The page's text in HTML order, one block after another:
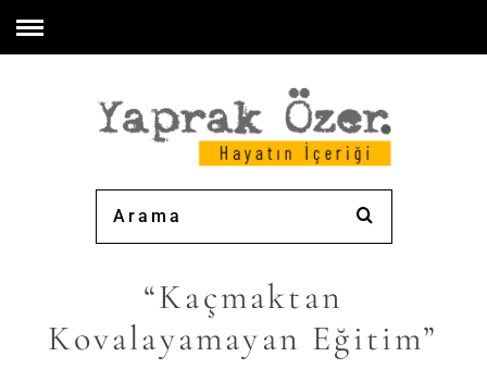
“Kaçmaktan
Kovalayamayan Eğitim”